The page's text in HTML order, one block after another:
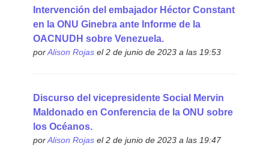
Intervención del embajador Héctor Constant
en la ONU Ginebra ante Informe de la
OACNUDH sobre Venezuela.
porAlison Rojasel 2 de junio de 2023 a las 19:53
Discurso del vicepresidente Social Mervin
Maldonado en Conferencia de la ONU sobre
los Océanos.
porAlison Rojasel 2 de junio de 2023 a las 19:47